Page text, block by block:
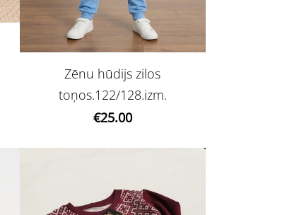
Zēnu hūdijs zilos
toņos.122/128.izm.
€25.00